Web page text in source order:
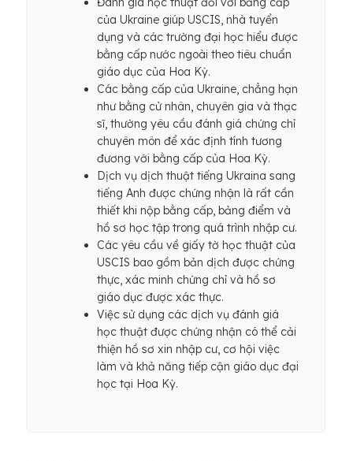
của Ukraine giúp USCIS, nhà tuyển
dụng và các trường đại học hiểu được
bằng cấp nước ngoài theo tiêu chuẩn
giáo dục của Hoa Kỳ.
Các bằng cấp của Ukraine, chẳng hạn
như bằng cử nhân, chuyên gia và thạc
sĩ, thường yêu cầu đánh giá chứng chỉ
chuyên môn để xác định tính tương
đương với bằng cấp của Hoa Kỳ.
Dịch vụ dịch thuật tiếng Ukraina sang
tiếng Anh được chứng nhận là rất cần
thiết khi nộp bằng cấp, bảng điểm và
hồ sơ học tập trong quá trình nhập cư.
Các yêu cầu về giấy tờ học thuật của
USCIS bao gồm bản dịch được chứng
thực, xác minh chứng chỉ và hồ sơ
giáo dục được xác thực.
Việc sử dụng các dịch vụ đánh giá
học thuật được chứng nhận có thể cải
thiện hồ sơ xin nhập cư, cơ hội việc
làm và khả năng tiếp cận giáo dục đại
học tại Hoa Kỳ.